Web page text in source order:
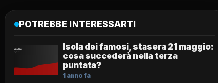
POTREBBE INTERESSARTI
Isola dei famosi, stasera 21 maggio:
cosa succederà nella terza
puntata?
1 anno fa